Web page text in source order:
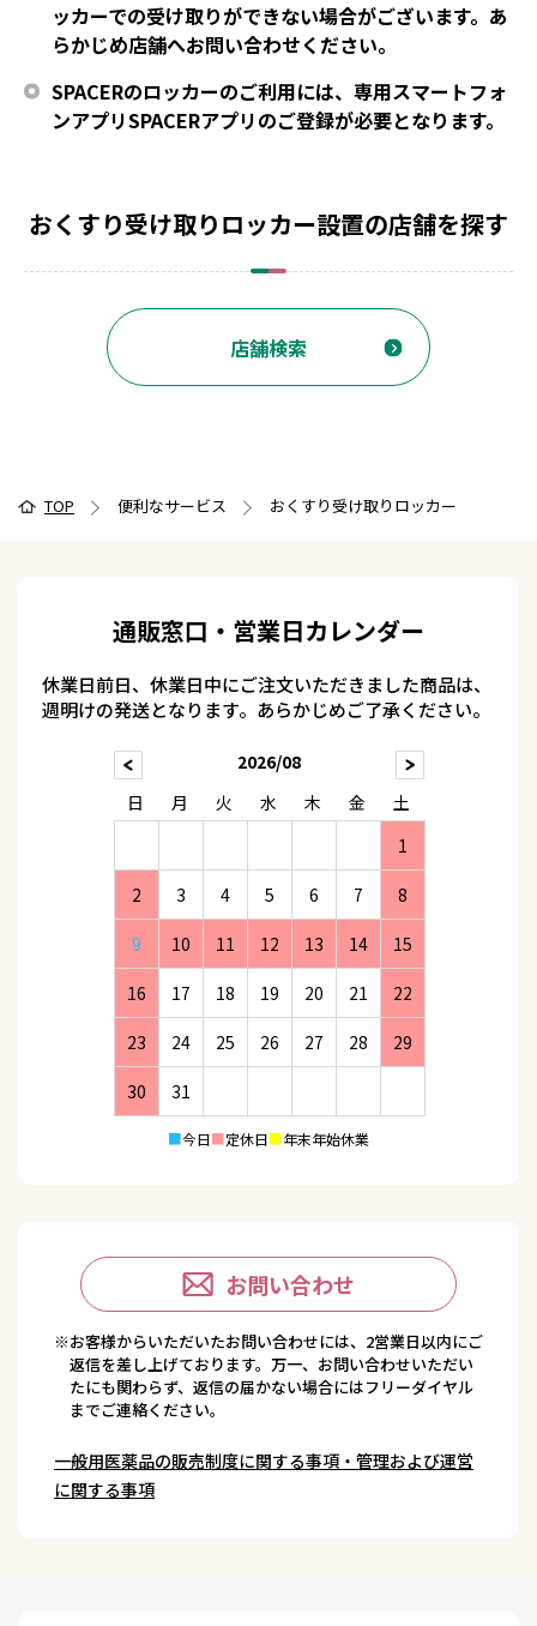
ッカーでの受け取りができない場合がございます。あ
らかじめ店舗へお問い合わせください。
SPACERのロッカーのご利用には、専用スマートフォ
ンアプリSPACERアプリのご登録が必要となります。
おくすり受け取りロッカー設置の店舗を探す
店舗検索
TOP 便利なサービス おくすり受け取りロッカー
通販窓口・営業日カレンダー
休業日前日、休業日中にご注文いただきました商品は、
週明けの発送となります。あらかじめご了承ください。
2026/08
日
月 火 水 木 金
土
1
2 3 4 5 6 7 8
9 10 11 12 13 14 15
16 17 18 19 20 21 22
23 24 25 26 27 28 29
30 31
■今日■定休日■年末年始休業
お問い合わせ
※お客様からいただいたお問い合わせには、2営業日以内にご
返信を差し上げております。万一、お問い合わせいただい
たにも関わらず、返信の届かない場合にはフリーダイヤル
までご連絡ください。
一般用医薬品の販売制度に関する事項・管理および運営
に関する事項